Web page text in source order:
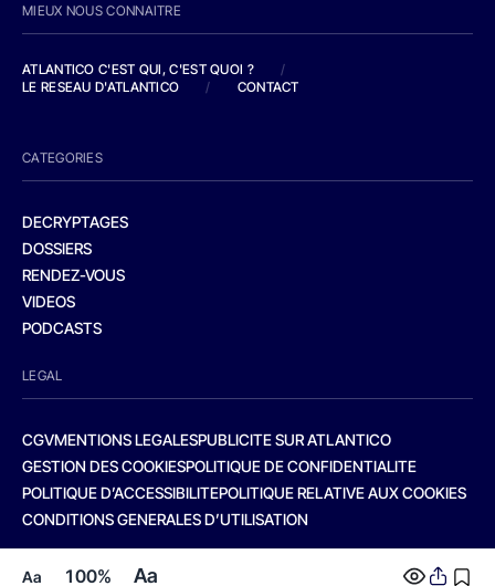
Aa 100% Aa
MIEUX NOUS CONNAITRE
ATLANTICO C'EST QUI, C'EST QUOI ?
/
LE RESEAU D'ATLANTICO
/ CONTACT
CATEGORIES
DECRYPTAGES
DOSSIERS
RENDEZ-VOUS
VIDEOS
PODCASTS
LEGAL
CGVMENTIONS LEGALESPUBLICITE SUR ATLANTICO
GESTION DES COOKIESPOLITIQUE DE CONFIDENTIALITE
POLITIQUE D’ACCESSIBILITEPOLITIQUE RELATIVE AUX COOKIES
CONDITIONS GENERALES D’UTILISATION